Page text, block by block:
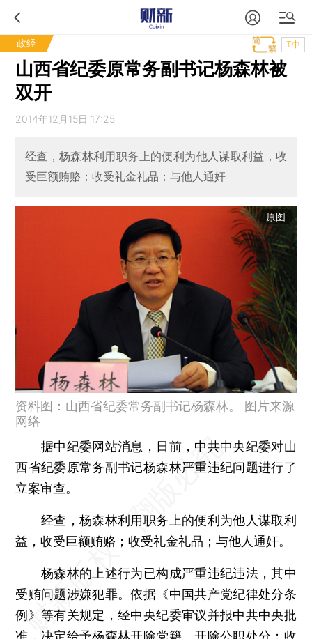
政经 T中
山西省纪委原常务副书记杨森林被
双开
2014年12月15日 17:25
经查，杨森林利用职务上的便利为他人谋取利益，收
受巨额贿赂；收受礼金礼品；与他人通奸
原图
资料图：山西省纪委常务副书记杨森林。 图片来源
网络
据中纪委网站消息，日前，中共中央纪委对山
西省纪委原常务副书记杨森林严重违纪问题进行了
立案审查。
经查，杨森林利用职务上的便利为他人谋取利
益，收受巨额贿赂；收受礼金礼品；与他人通奸。
杨森林的上述行为已构成严重违纪违法，其中
受贿问题涉嫌犯罪。依据《中国共产党纪律处分条
例》等有关规定，经中央纪委审议并报中共中央批
准，决定给予杨森林开除党籍、开除公职处分；收